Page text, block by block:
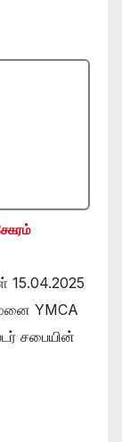
15.04.2025
YMCA
சபையின்